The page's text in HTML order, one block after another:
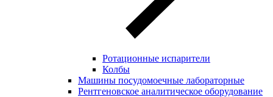
Ротационные испарители
Колбы
Машины посудомоечные лабораторные
Рентгеновское аналитическое оборудование